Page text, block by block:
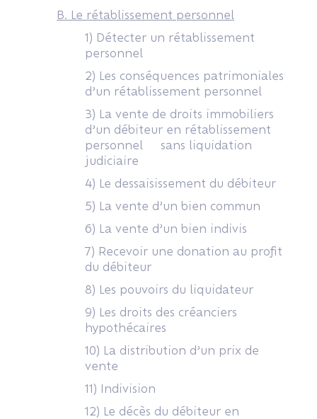
B. Le rétablissement personnel
1) Détecter un rétablissement
personnel
2) Les conséquences patrimoniales
d’un rétablissement personnel
3) La vente de droits immobiliers
d’un débiteur en rétablissement
personnel sans liquidation
judiciaire
4) Le dessaisissement du débiteur
5) La vente d’un bien commun
6) La vente d’un bien indivis
7) Recevoir une donation au profit
du débiteur
8) Les pouvoirs du liquidateur
9) Les droits des créanciers
hypothécaires
10) La distribution d’un prix de
vente
11) Indivision
12) Le décès du débiteur en